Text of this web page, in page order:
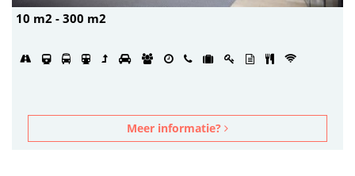
10 m2 - 300 m2
Meer informatie?